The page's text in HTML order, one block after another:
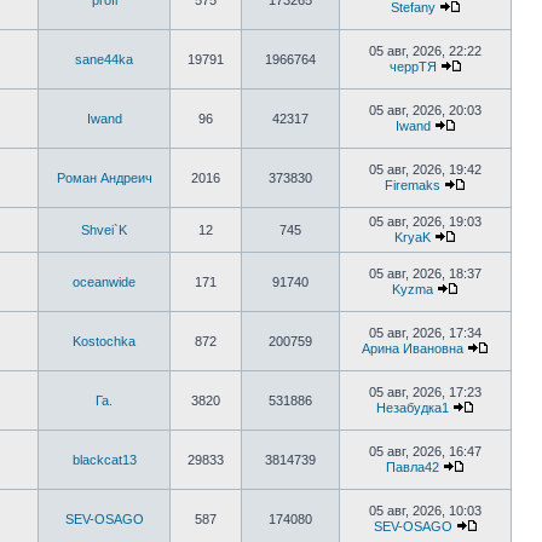
сообщению
Stefany
к
последнему
сообщению
sane44ka 19791 1966764
05 авг, 2026, 22:22
черрТЯ
к
последнему
Iwand 96 42317
05 авг, 2026, 20:03
Iwand
к
последнему
сообщению
Роман Андреич 2016 373830
05 авг, 2026, 19:42
Firemaks
к
последнему
Shvei`K 12 745
05 авг, 2026, 19:03
KryaK
Перейти
последнему
сообщению
oceanwide 171 91740
05 авг, 2026, 18:37
Kyzma
к
последнему
сообщению
Kostochka 872 200759
05 авг, 2026, 17:34
Арина Ивановна
к
Га. 3820 531886
05 авг, 2026, 17:23
Незабудка1
к
blackcat13 29833 3814739
05 авг, 2026, 16:47
Павла42
к
последнему
сообщению
SEV-OSAGO 587 174080
05 авг, 2026, 10:03
SEV-OSAGO